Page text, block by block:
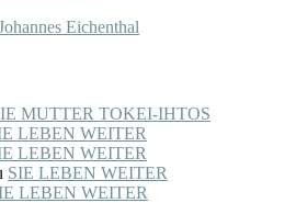
Eichenthal
MUTTER TOKEI-IHTOS
LEBEN WEITER
LEBEN WEITER
SIE LEBEN WEITER
LEBEN WEITER